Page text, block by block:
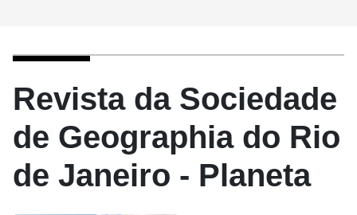
Revista da Sociedade
de Geographia do Rio
de Janeiro - Planeta